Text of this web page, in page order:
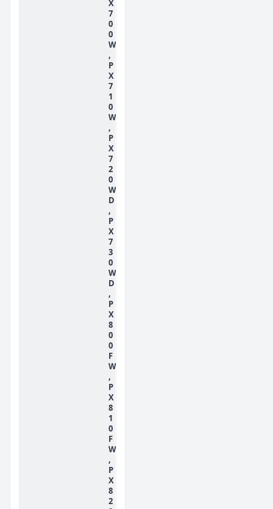
X
7
0
0
W
,
P
X
7
1
0
W
,
P
X
7
2
0
W
D
,
P
X
7
3
0
W
D
,
P
X
8
0
0
F
W
,
P
X
8
1
0
F
W
,
P
X
8
2